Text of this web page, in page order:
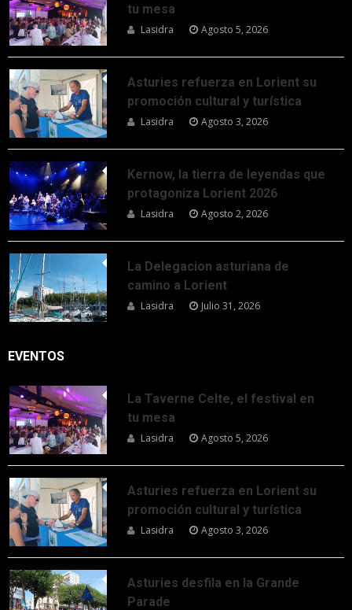
tu mesa
Lasidra Agosto 5, 2026
Asturies refuerza en Lorient su
promoción cultural y turística
Lasidra Agosto 3, 2026
Kernow, la tierra de leyendas que
protagoniza Lorient 2026
Lasidra Agosto 2, 2026
La Delegacion asturiana de
camino a Lorient
Lasidra Julio 31, 2026
EVENTOS
La Taverne Celte, el festival en
tu mesa
Lasidra Agosto 5, 2026
Asturies refuerza en Lorient su
promoción cultural y turística
Lasidra Agosto 3, 2026
Asturies desfila en la Grande
Parade